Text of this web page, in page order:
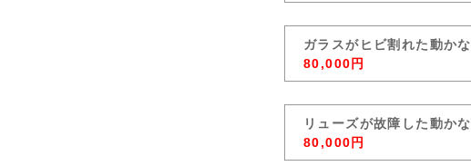
ガラスがヒビ割れた動か
80,000円
リューズが故障した動か
80,000円